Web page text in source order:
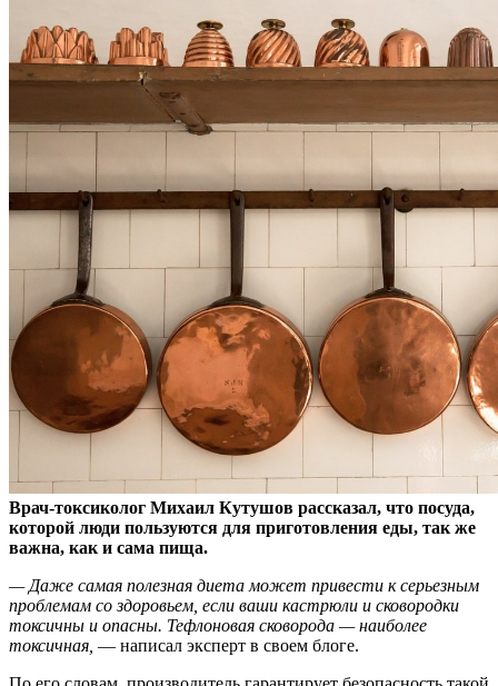
Врач-токсиколог Михаил Кутушов рассказал, что посуда,
которой люди пользуются для приготовления еды, так же
важна, как и сама пища.
— Даже самая полезная диета может привести к серьезным
проблемам со здоровьем, если ваши кастрюли и сковородки
токсичны и опасны. Тефлоновая сковорода — наиболее
токсичная, — написал эксперт в своем блоге.